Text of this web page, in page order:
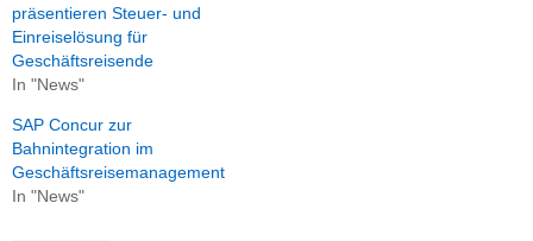
präsentieren Steuer- und
Einreiselösung für
Geschäftsreisende
In "News"
SAP Concur zur
Bahnintegration im
Geschäftsreisemanagement
In "News"